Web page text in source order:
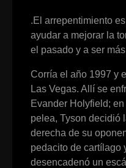
.El arrepentimiento
ayudar a mejorar la
el pasado y a ser
Corría el año 1997 y
Las Vegas. Allí se
Evander Holyfield;
pelea, Tyson decidió
derecha de su
pedacito de cartílago
desencadenó un